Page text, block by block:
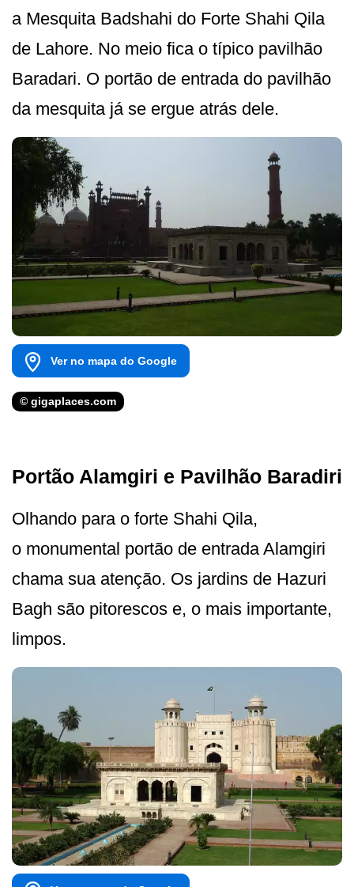
a Mesquita Badshahi do Forte Shahi Qila
de Lahore. No meio fica o típico pavilhão
Baradari. O portão de entrada do pavilhão
da mesquita já se ergue atrás dele.
Ver no mapa do Google
© gigaplaces.com
Portão Alamgiri e Pavilhão Baradiri
Olhando para o forte Shahi Qila,
o monumental portão de entrada Alamgiri
chama sua atenção. Os jardins de Hazuri
Bagh são pitorescos e, o mais importante,
limpos.